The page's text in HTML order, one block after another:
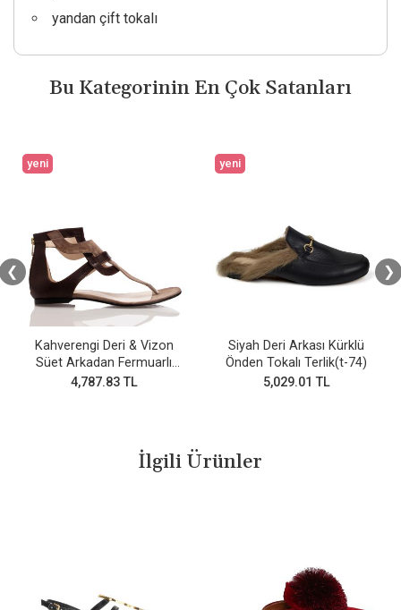
yandan çift tokalı
Bu Kategorinin En Çok Satanları
yeni
Kahverengi Deri & Vizon
Süet Arkadan Fermuarlı
Parmak arası sandalet
4,787.83 TL
yeni
Siyah Deri Arkası Kürklü
Önden Tokalı Terlik(t-74)
5,029.01 TL
❮ ❯
İlgili Ürünler